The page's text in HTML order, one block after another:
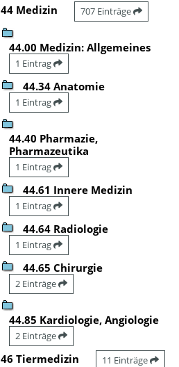
44 Medizin 707 Einträge
44.00 Medizin: Allgemeines
1 Eintrag
44.34 Anatomie
1 Eintrag
44.40 Pharmazie,
Pharmazeutika
1 Eintrag
44.61 Innere Medizin
1 Eintrag
44.64 Radiologie
1 Eintrag
44.65 Chirurgie
2 Einträge
44.85 Kardiologie, Angiologie
2 Einträge
46 Tiermedizin 11 Einträge